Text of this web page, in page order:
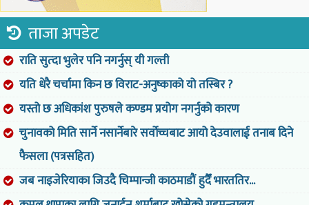
ताजा अपडेट
राति सुत्दा भुलेर पनि नगर्नुस् यी गल्ती
यति धेरै चर्चामा किन छ विराट-अनुष्काको यो तस्बिर ?
यस्तो छ अधिकांश पुरुषले कण्डम प्रयोग नगर्नुको कारण
चुनावको मिति सार्ने नसार्नेबारे सर्वोच्चबाट आयो देउवालाई तनाब दिने
फैसला (पत्रसहित)
जब नाइजेरियाका जिउदै चिम्पान्जी काठमाडौं हुदैँ भारततिर...